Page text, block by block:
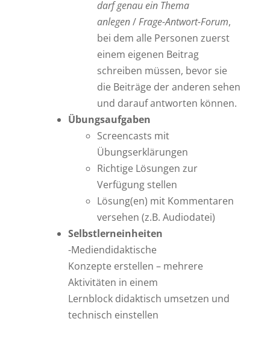
darf genau ein Thema
anlegen/Frage-Antwort-Forum,
bei dem alle Personen zuerst
einem eigenen Beitrag
schreiben müssen, bevor sie
die Beiträge der anderen sehen
und darauf antworten können.
Übungsaufgaben
Screencasts mit
Übungserklärungen
Richtige Lösungen zur
Verfügung stellen
Lösung(en) mit Kommentaren
versehen (z.B. Audiodatei)
Selbstlerneinheiten
-Mediendidaktische
Konzepte erstellen – mehrere
Aktivitäten in einem
Lernblock didaktisch umsetzen und
technisch einstellen